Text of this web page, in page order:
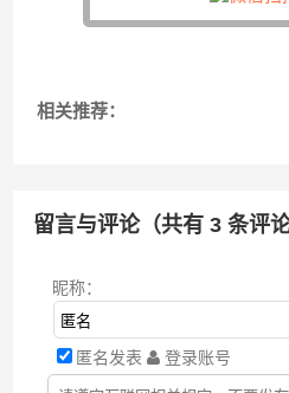
相关推荐：
留言与评论（共有3 条评论
昵称：
匿名发表 登录账号